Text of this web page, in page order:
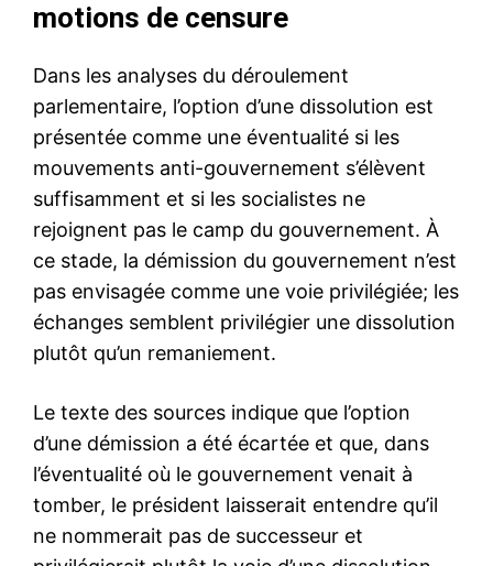
motions de censure
Dans les analyses du déroulement
parlementaire, l’option d’une dissolution est
présentée comme une éventualité si les
mouvements anti-gouvernement s’élèvent
suffisamment et si les socialistes ne
rejoignent pas le camp du gouvernement. À
ce stade, la démission du gouvernement n’est
pas envisagée comme une voie privilégiée; les
échanges semblent privilégier une dissolution
plutôt qu’un remaniement.
Le texte des sources indique que l’option
d’une démission a été écartée et que, dans
l’éventualité où le gouvernement venait à
tomber, le président laisserait entendre qu’il
ne nommerait pas de successeur et